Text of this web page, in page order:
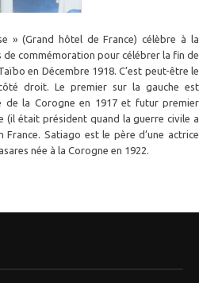
» (Grand hôtel de France) célèbre à la
de commémoration pour célébrer la fin de
en Décembre 1918. C’est peut-être le
droit. Le premier sur la gauche est
de la Corogne en 1917 et futur premier
(il était président quand la guerre civile a
France. Satiago est le père d’une actrice
née à la Corogne en 1922.